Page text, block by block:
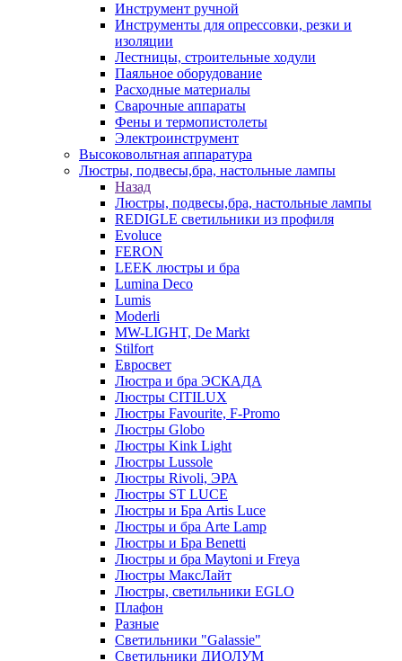
Инструмент ручной
Инструменты для опрессовки, резки и
изоляции
Лестницы, строительные ходули
Паяльное оборудование
Расходные материалы
Сварочные аппараты
Фены и термопистолеты
Электроинструмент
Высоковольтная аппаратура
Люстры, подвесы,бра, настольные лампы
Назад
Люстры, подвесы,бра, настольные лампы
REDIGLE светильники из профиля
Evoluce
FERON
LEEK люстры и бра
Lumina Deco
Lumis
Moderli
MW-LIGHT, De Markt
Stilfort
Евросвет
Люстра и бра ЭСКАДА
Люстры CITILUX
Люстры Favourite, F-Promo
Люстры Globo
Люстры Kink Light
Люстры Lussole
Люстры Rivoli, ЭРА
Люстры ST LUCE
Люстры и Бра Artis Luce
Люстры и бра Arte Lamp
Люстры и Бра Benetti
Люстры и бра Maytoni и Freya
Люстры МаксЛайт
Люстры, светильники EGLO
Плафон
Разные
Светильники "Galassie"
Светильники ДИОЛУМ